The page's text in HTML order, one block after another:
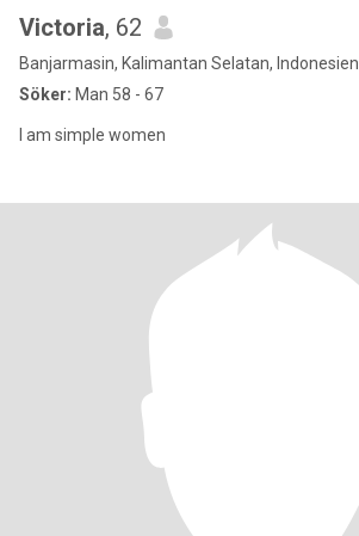
Victoria, 62
Banjarmasin, Kalimantan Selatan, Indonesien
Söker: Man 58 - 67
I am simple women